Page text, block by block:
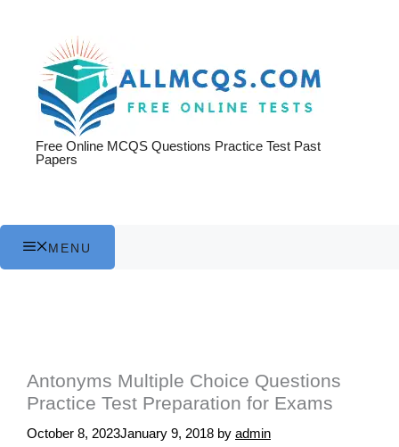
Free Online MCQS Questions Practice Test Past
Papers
MENU
Antonyms Multiple Choice Questions
Practice Test Preparation for Exams
October 8, 2023January 9, 2018 by admin